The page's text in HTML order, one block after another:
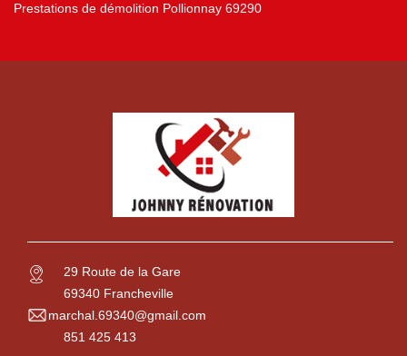
Prestations de démolition Pollionnay 69290
29 Route de la Gare
69340 Francheville
marchal.69340@gmail.com
851 425 413